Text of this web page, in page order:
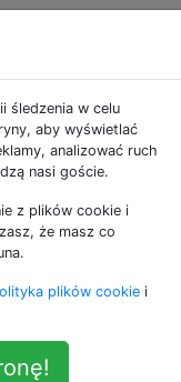
śledzenia w celu
aby wyświetlać
analizować ruch
nasi goście.
z plików cookie i
że masz co
plików cookie i